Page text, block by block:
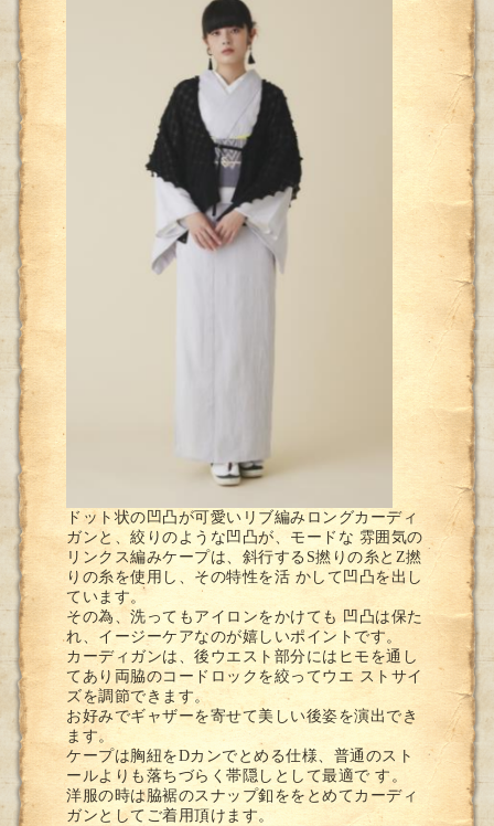
ドット状の凹凸が可愛いリブ編みロングカーディ
ガンと、絞りのような凹凸が、モードな 雰囲気の
リンクス編みケープは、斜行するS撚りの糸とZ撚
りの糸を使用し、その特性を活 かして凹凸を出し
ています。
その為、洗ってもアイロンをかけても 凹凸は保た
れ、イージーケアなのが嬉しいポイントです。
カーディガンは、後ウエスト部分にはヒモを通し
てあり両脇のコードロックを絞ってウエ ストサイ
ズを調節できます。
お好みでギャザーを寄せて美しい後姿を演出でき
ます。
ケープは胸紐をDカンでとめる仕様、普通のスト
ールよりも落ちづらく帯隠しとして最適で す。
洋服の時は脇裾のスナップ釦ををとめてカーディ
ガンとしてご着用頂けます。